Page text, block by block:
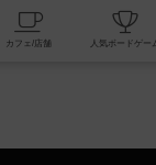
掲示板一覧 カフェ/店舗